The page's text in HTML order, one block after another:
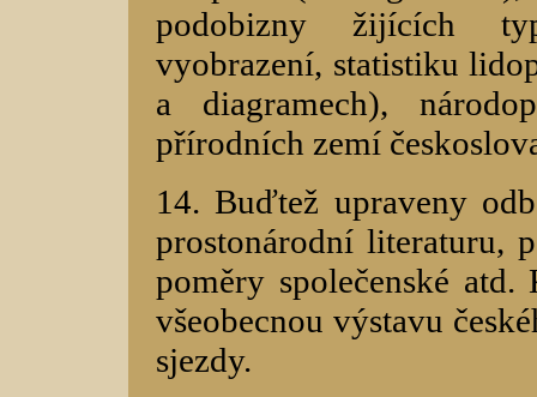
podobizny žijících
vyobrazení, statistiku
a diagramech),
přírodních zemí
14. Buďtež upraveny
prostonárodní literaturu,
poměry společenské
všeobecnou výstavu
sjezdy.